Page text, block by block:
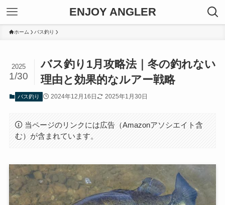
ENJOY ANGLER
ホーム バス釣り
バス釣り1月攻略法｜冬の釣れない
理由と効果的なルアー戦略
2025
1/30
バス釣り 2024年12月16日 2025年1月30日
当ページのリンクには広告（Amazonアソシエイト含
む）が含まれています。